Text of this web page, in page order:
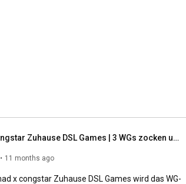
Parshads congstar Zuhause DSL Games | 3 WGs zocken um den Sieg im ULTIMATIVEN BATTLE!
11 months ago
x congstar Zuhause DSL Games wird das WG-